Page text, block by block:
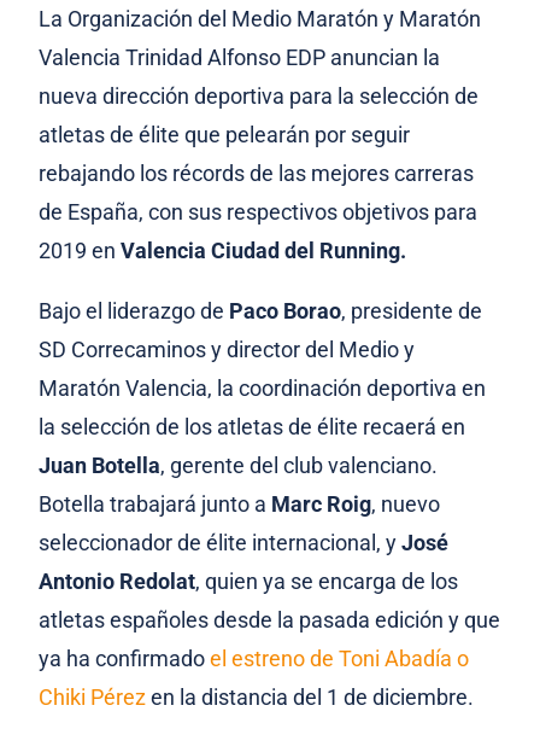
La Organización del Medio Maratón y Maratón
Valencia Trinidad Alfonso EDP anuncian la
nueva dirección deportiva para la selección de
atletas de élite que pelearán por seguir
rebajando los récords de las mejores carreras
de España, con sus respectivos objetivos para
2019 enValencia Ciudad del Running.
Bajo el liderazgo de Paco Borao, presidente de
SD Correcaminos y director del Medio y
Maratón Valencia, la coordinación deportiva en
la selección de los atletas de élite recaerá en
Juan Botella, gerente del club valenciano.
Botella trabajará junto a Marc Roig, nuevo
seleccionador de élite internacional, yJosé
Antonio Redolat, quien ya se encarga de los
atletas españoles desde la pasada edición y que
ya ha confirmadoel estreno de Toni Abadía o
Chiki Pérezen la distancia del 1 de diciembre.